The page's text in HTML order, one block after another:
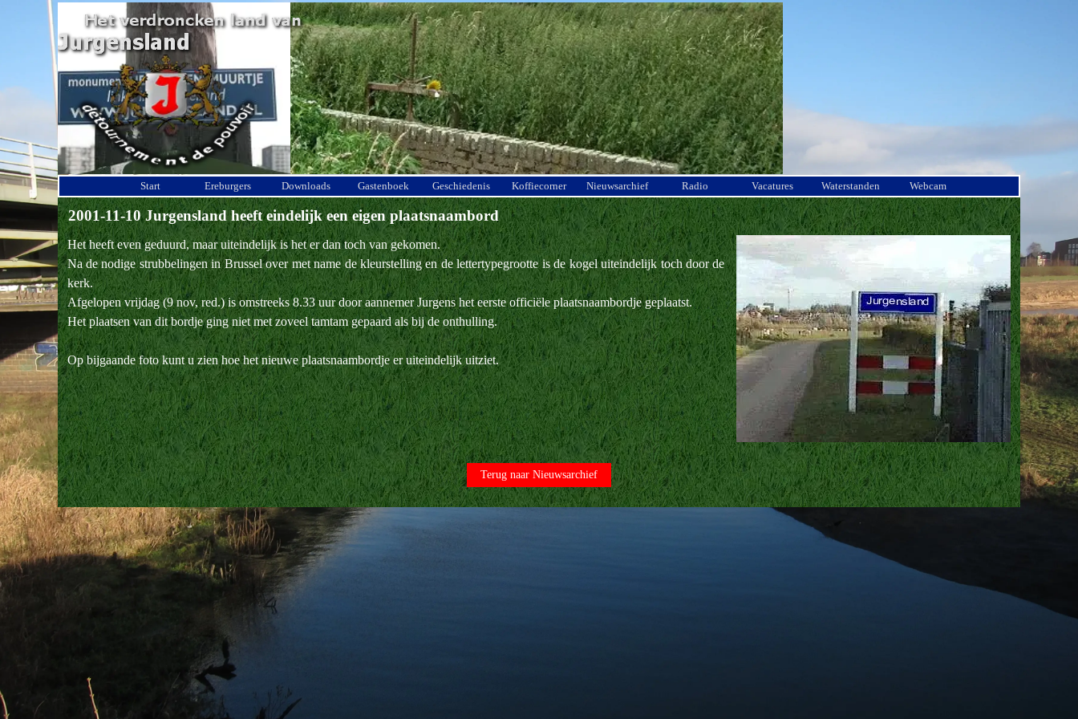
Ga naar de inhoud
Menu overslaan
Start Ereburgers Downloads Gastenboek Geschiedenis Koffiecorner Nieuwsarchief Radio Vacatures Waterstanden Webcam
2001-11-10 Jurgensland heeft eindelijk een eigen plaatsnaambord
Het heeft even geduurd, maar uiteindelijk is het er dan toch van gekomen.
Na de nodige strubbelingen in Brussel over met name de kleurstelling en de lettertypegrootte is de kogel uiteindelijk toch door de
kerk.
Afgelopen vrijdag (9 nov, red.) is omstreeks 8.33 uur door aannemer Jurgens het eerste officiële plaatsnaambordje geplaatst.
Het plaatsen van dit bordje ging niet met zoveel tamtam gepaard als bij de onthulling.
Op bijgaande foto kunt u zien hoe het nieuwe plaatsnaambordje er uiteindelijk uitziet.
Terug naar Nieuwsarchief
Terug naar de inhoud